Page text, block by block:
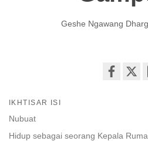
Geshe Ngawang
IKHTISAR ISI
Nubuat
Hidup sebagai seorang Kepala